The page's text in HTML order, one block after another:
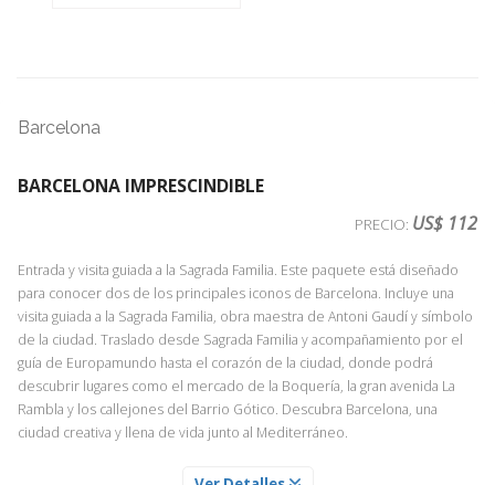
Barcelona
BARCELONA IMPRESCINDIBLE
PRECIO: US$ 112
Entrada y visita guiada a la Sagrada Familia. Este paquete está diseñado
para conocer dos de los principales iconos de Barcelona. Incluye una
visita guiada a la Sagrada Familia, obra maestra de Antoni Gaudí y símbolo
de la ciudad. Traslado desde Sagrada Familia y acompañamiento por el
guía de Europamundo hasta el corazón de la ciudad, donde podrá
descubrir lugares como el mercado de la Boquería, la gran avenida La
Rambla y los callejones del Barrio Gótico. Descubra Barcelona, una
ciudad creativa y llena de vida junto al Mediterráneo.
LA RAMBLA Y EL BARRIO GOTICO DE BARCELONA